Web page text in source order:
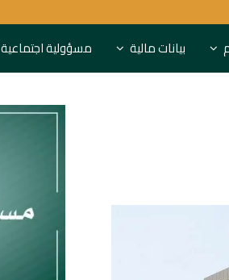
بيانات مالية مسؤولية اجتماعية